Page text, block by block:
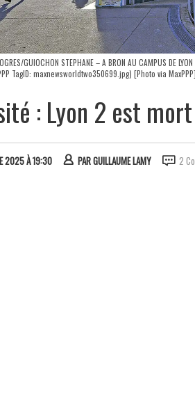
GUIOCHON STEPHANE – A BRON AU CAMPUS DE
TagID: maxnewsworldtwo350699.jpg) [Photo via MaxPPP]
: Lyon 2 est
2025 À 19:30 PARGUILLAUME LAMY 2